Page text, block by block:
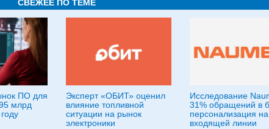
СВЕЖЕЕ ПО ТЕМЕ
ПО для
млрд
Эксперт «ОБИТ» оценил
влияние топливной
ситуации на рынок
электроники
Исследование
31% обращений в
персонализация на
входящей линии